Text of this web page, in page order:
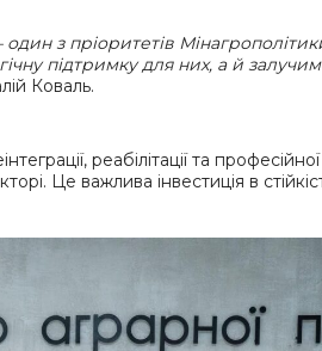
з пріоритетів
підтримку для них, а й
Коваль.
реабілітації та професійної
Це важлива інвестиція в